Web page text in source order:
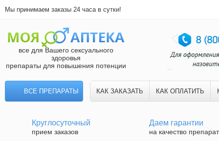
Мы принимаем заказы 24 часа в сутки!
все для Вашего сексуального
здоровья
препараты для повышения потенции
ВСЕ ПРЕПАРАТЫ КАК ЗАКАЗАТЬ КАК ОПЛАТИТЬ
Круглосуточный
прием заказов
Даем гарантии
на качество